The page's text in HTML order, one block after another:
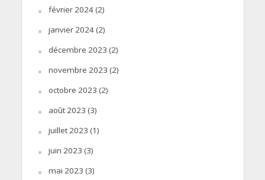
février 2024(2)
janvier 2024(2)
décembre 2023 (2)
novembre 2023 (2)
octobre 2023 (2)
août 2023 (3)
juillet 2023 (1)
juin 2023 (3)
mai 2023 (3)